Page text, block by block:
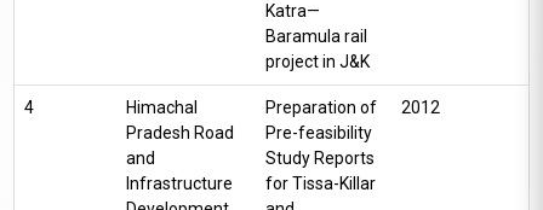
Katra—
Baramula rail
project in J&K
4
Himachal
Pradesh Road
and
Infrastructure
Preparation of
Pre-feasibility
Study Reports
for Tissa-Killar
2012